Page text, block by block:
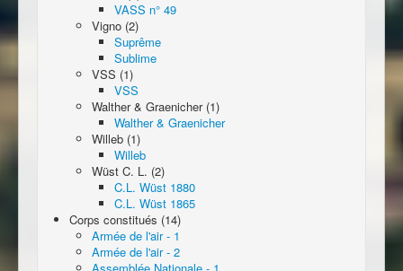
VASS n° 49
Vigno (2)
Suprême
Sublime
VSS (1)
VSS
Walther & Graenicher (1)
Walther & Graenicher
Willeb (1)
Willeb
Wüst C. L. (2)
C.L. Wüst 1880
C.L. Wüst 1865
Corps constitués (14)
Armée de l'air - 1
Armée de l'air - 2